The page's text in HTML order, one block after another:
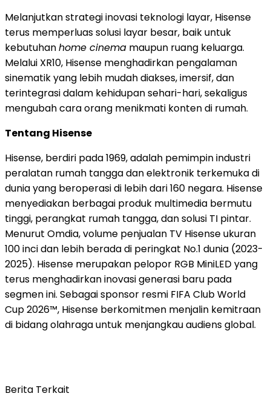
Melanjutkan strategi inovasi teknologi layar, Hisense
terus memperluas solusi layar besar, baik untuk
kebutuhanhome cinema maupun ruang keluarga.
Melalui XR10, Hisense menghadirkan pengalaman
sinematik yang lebih mudah diakses, imersif, dan
terintegrasi dalam kehidupan sehari-hari, sekaligus
mengubah cara orang menikmati konten di rumah.
Tentang Hisense
Hisense, berdiri pada 1969, adalah pemimpin industri
peralatan rumah tangga dan elektronik terkemuka di
dunia yang beroperasi di lebih dari 160 negara. Hisense
menyediakan berbagai produk multimedia bermutu
tinggi, perangkat rumah tangga, dan solusi TI pintar.
Menurut Omdia, volume penjualan TV Hisense ukuran
100 inci dan lebih berada di peringkat No.1 dunia (2023-
2025). Hisense merupakan pelopor RGB MiniLED yang
terus menghadirkan inovasi generasi baru pada
segmen ini. Sebagai sponsor resmi FIFA Club World
Cup 2026™, Hisense berkomitmen menjalin kemitraan
di bidang olahraga untuk menjangkau audiens global.
Berita Terkait